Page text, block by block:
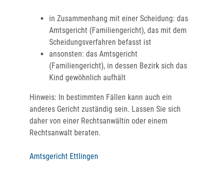
in Zusammenhang mit einer Scheidung: das
Amtsgericht (Familiengericht), das mit dem
Scheidungsverfahren befasst ist
ansonsten: das Amtsgericht
(Familiengericht), in dessen Bezirk sich das
Kind gewöhnlich aufhält
Hinweis: In bestimmten Fällen kann auch ein
anderes Gericht zuständig sein. Lassen Sie sich
daher von einer Rechtsanwältin oder einem
Rechtsanwalt beraten.
Amtsgericht Ettlingen